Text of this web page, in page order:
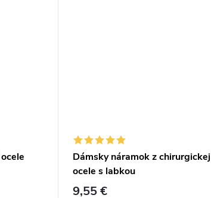
Dámsky náramok z chirurgickej
ocele s labkou
9,55 €